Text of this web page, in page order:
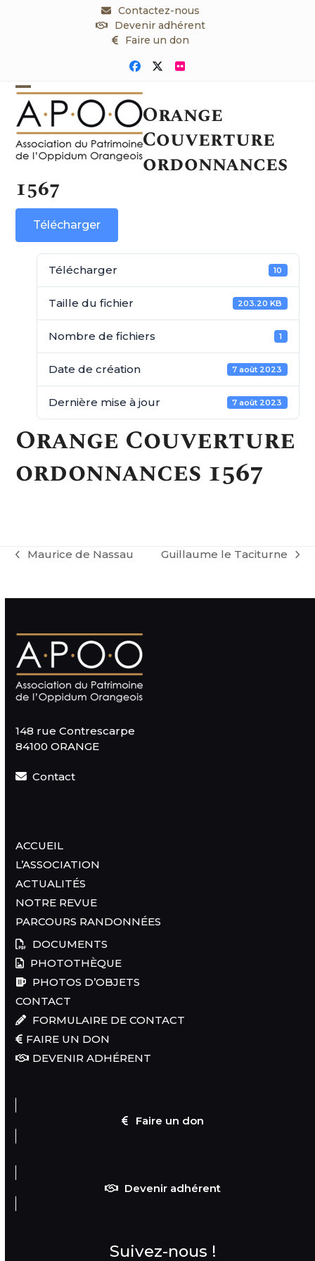
Contactez-nous
Devenir adhérent
Faire un don
Facebook
TwitterFlickr
Open
mobile
menu
Close
mobile
menu
Orange
Couverture
ordonnances
1567
Télécharger
Télécharger 10
Taille du fichier 203.20 KB
Nombre de fichiers 1
Date de création 7 août 2023
Dernière mise à jour 7 août 2023
Orange Couverture
ordonnances 1567
previous
Maurice de Nassau
next
Guillaume le Taciturne
148 rue Contrescarpe
84100 ORANGE
Contact
ACCUEIL
L’ASSOCIATION
ACTUALITÉS
NOTRE REVUE
PARCOURS RANDONNÉES
DOCUMENTS
PHOTOTHÈQUE
PHOTOS D’OBJETS
CONTACT
FORMULAIRE DE CONTACT
FAIRE UN DON
DEVENIR ADHÉRENT
Faire un don
Devenir adhérent
Suivez-nous !